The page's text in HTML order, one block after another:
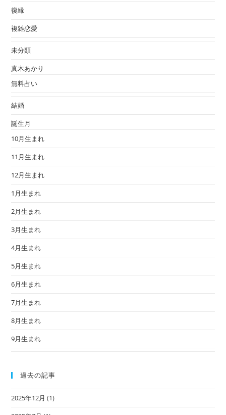
復縁
複雑恋愛
未分類
真木あかり
無料占い
結婚
誕生月
10月生まれ
11月生まれ
12月生まれ
1月生まれ
2月生まれ
3月生まれ
4月生まれ
5月生まれ
6月生まれ
7月生まれ
8月生まれ
9月生まれ
過去の記事
2025年12月 (1)